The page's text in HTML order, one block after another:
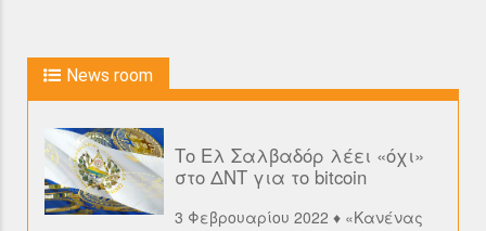
News room
Το Ελ Σαλβαδόρ λέει «όχι»
στο ΔΝΤ για το bitcoin
3 Φεβρουαρίου 2022 ♦ «Κανένας